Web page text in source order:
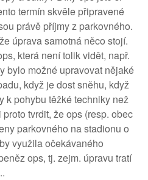
termín skvěle připravené
právě příjmy z parkovného.
úprava samotná něco stojí.
která není tolik vidět, např.
bylo možné upravovat nějaké
když je dost sněhu, když
k pohybu těžké techniky než
tvrdit, že ops (resp. obec
parkovného na stadionu o
využila očekávaného
ops, tj. zejm. úpravu tratí